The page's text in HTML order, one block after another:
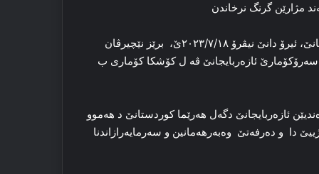
مژارێن گرنگ نرخاندن
پشتی ب سه‌ردانه‌کا فه‌رمی گه‌هشتیه‌ باکویێ، پایته‌ختێ ئازه‌ربایجانێ، ئیرۆ دانێ نیڤرۆ ٢٠٢٣/٧/١٨ێ، برێز نێچیرڤان
سه‌رۆکۆمارێ ئازه‌ربایجانێ ڤه‌ ل کۆشکا کۆماری ب
ئازه‌ربایجانێ دگه‌ل هه‌رێما کوردستانێ د هه‌موو
دا و ده‌رفه‌تێ وه‌به‌رهه‌مانین و سه‌رمایه‌رازاندنا